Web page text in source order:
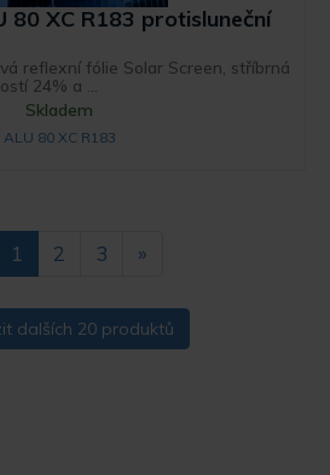
80 XC R183 protisluneční
reflexní fólie Solar Screen, stříbrná
24% a ...
Skladem
ALU 80 XC R183
1 2 3 »
dalších 20 produktů